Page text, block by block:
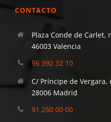
CONTACTO
Plaza Conde de Carlet,
46003 Valencia
96 392 32 10
C/ Príncipe de Vergara,
28006 Madrid
91 250 00 00